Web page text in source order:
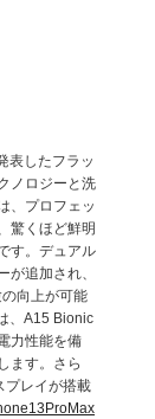
表したフラッ
ノロジーと洗
、プロフェッ
驚くほど鮮明
す。デュアル
が追加され、
向上が可能
、A15 Bionic
力性能を備
ます。さら
プレイが搭載